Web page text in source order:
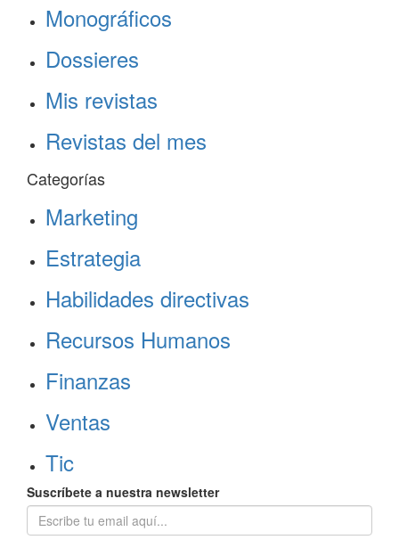
Monográficos
Dossieres
Mis revistas
Revistas del mes
Categorías
Marketing
Estrategia
Habilidades directivas
Recursos Humanos
Finanzas
Ventas
Tic
Suscríbete a nuestra newsletter